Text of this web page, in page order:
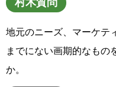
地元のニーズ、マーケテ
までにない画期的なもの
か。